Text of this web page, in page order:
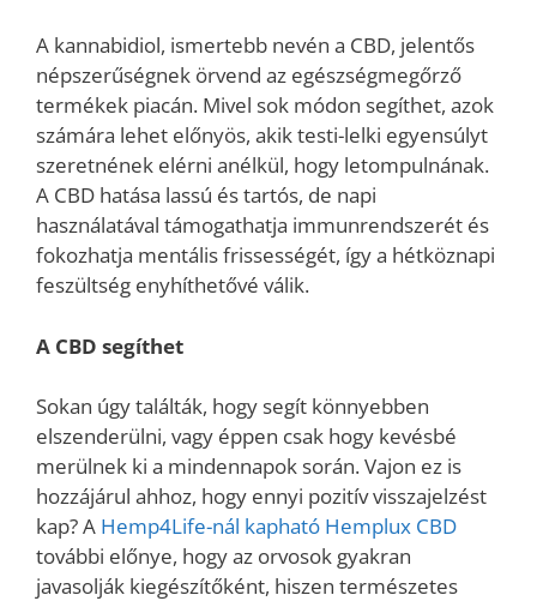
A kannabidiol, ismertebb nevén a CBD, jelentős
népszerűségnek örvend az egészségmegőrző
termékek piacán. Mivel sok módon segíthet, azok
számára lehet előnyös, akik testi-lelki egyensúlyt
szeretnének elérni anélkül, hogy letompulnának.
A CBD hatása lassú és tartós, de napi
használatával támogathatja immunrendszerét és
fokozhatja mentális frissességét, így a hétköznapi
feszültség enyhíthetővé válik.
A CBD segíthet
Sokan úgy találták, hogy segít könnyebben
elszenderülni, vagy éppen csak hogy kevésbé
merülnek ki a mindennapok során. Vajon ez is
hozzájárul ahhoz, hogy ennyi pozitív visszajelzést
kap? A Hemp4Life-nál kapható Hemplux CBD
további előnye, hogy az orvosok gyakran
javasolják kiegészítőként, hiszen természetes